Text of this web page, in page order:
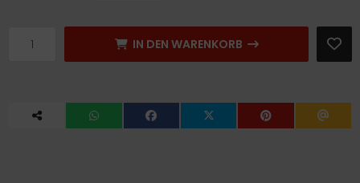
IN DEN WARENKORB